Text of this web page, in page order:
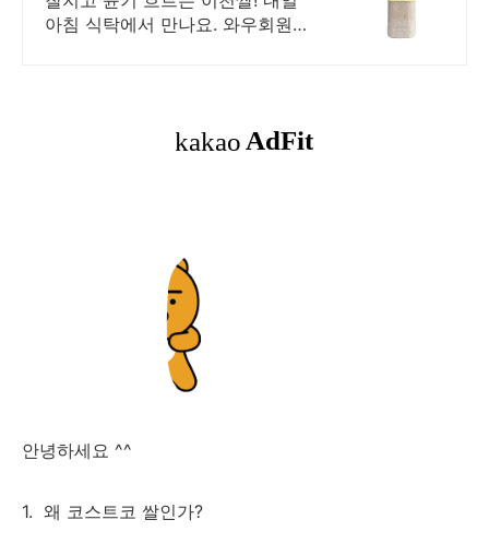
아침 식탁에서 만나요. 와우회원
안녕하세요 ^^
1. 왜 코스트코 쌀인가?